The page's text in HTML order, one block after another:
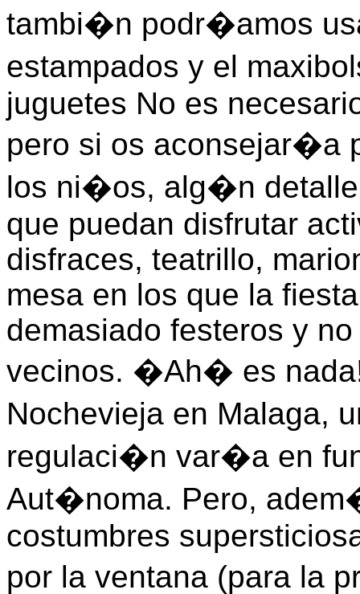
tambi�n podr�amos
estampados y el
juguetes No es
pero si os aconsejar�a
los ni�os, alg�n detalle
que puedan disfrutar
disfraces, teatrillo,
mesa en los que la
demasiado festeros y
vecinos. �Ah� es
Nochevieja en Malaga,
regulaci�n var�a en
Aut�noma. Pero,
costumbres
por la ventana (para la